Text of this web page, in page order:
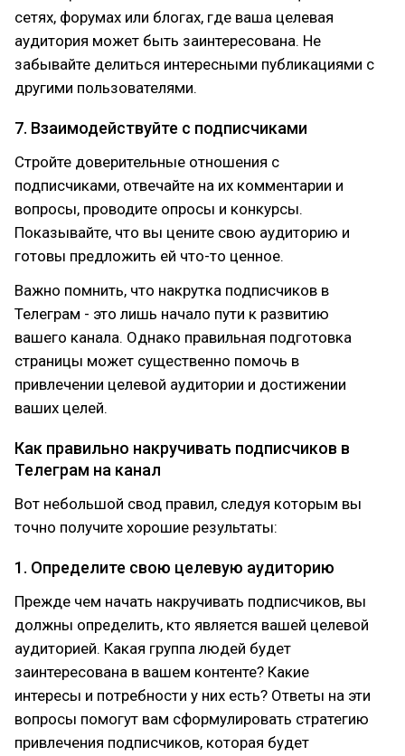
сетях, форумах или блогах, где ваша целевая
аудитория может быть заинтересована. Не
забывайте делиться интересными публикациями с
другими пользователями.
7. Взаимодействуйте с подписчиками
Стройте доверительные отношения с
подписчиками, отвечайте на их комментарии и
вопросы, проводите опросы и конкурсы.
Показывайте, что вы цените свою аудиторию и
готовы предложить ей что-то ценное.
Важно помнить, что накрутка подписчиков в
Телеграм - это лишь начало пути к развитию
вашего канала. Однако правильная подготовка
страницы может существенно помочь в
привлечении целевой аудитории и достижении
ваших целей.
Как правильно накручивать подписчиков в
Телеграм на канал
Вот небольшой свод правил, следуя которым вы
точно получите хорошие результаты:
1. Определите свою целевую аудиторию
Прежде чем начать накручивать подписчиков, вы
должны определить, кто является вашей целевой
аудиторией. Какая группа людей будет
заинтересована в вашем контенте? Какие
интересы и потребности у них есть? Ответы на эти
вопросы помогут вам сформулировать стратегию
привлечения подписчиков, которая будет